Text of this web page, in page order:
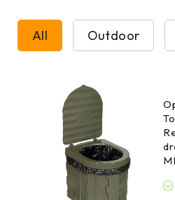
All Outdoor